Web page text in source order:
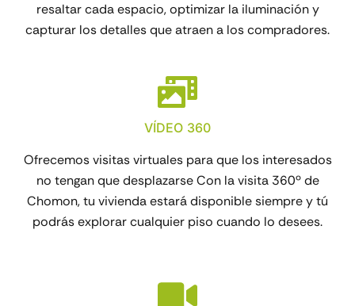
resaltar cada espacio, optimizar la iluminación y
capturar los detalles que atraen a los compradores.
VÍDEO 360
Ofrecemos visitas virtuales para que los interesados
no tengan que desplazarse Con la visita 360º de
Chomon, tu vivienda estará disponible siempre y tú
podrás explorar cualquier piso cuando lo desees.